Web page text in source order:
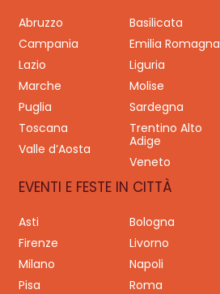
Abruzzo Basilicata
Campania
Emilia Romagna
Lazio
Liguria
Marche
Molise
Puglia
Sardegna
Toscana
Trentino Alto
Adige
Valle d’Aosta
Veneto
EVENTI E FESTE IN CITTÀ
Asti Bologna
Firenze
Livorno
Milano
Napoli
Pisa
Roma